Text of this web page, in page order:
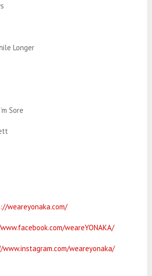
Longer
Sore
weareyonaka.com/
weareYONAKA/
weareyonaka/